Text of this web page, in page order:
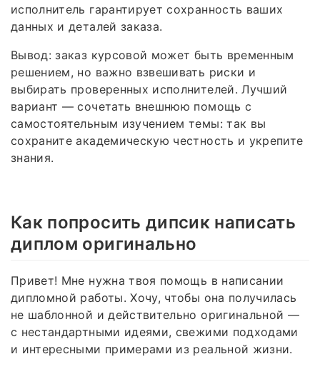
исполнитель гарантирует сохранность ваших
данных и деталей заказа.
Вывод: заказ курсовой может быть временным
решением, но важно взвешивать риски и
выбирать проверенных исполнителей. Лучший
вариант — сочетать внешнюю помощь с
самостоятельным изучением темы: так вы
сохраните академическую честность и укрепите
знания.
Как попросить дипсик написать
диплом оригинально
Привет! Мне нужна твоя помощь в написании
дипломной работы. Хочу, чтобы она получилась
не шаблонной и действительно оригинальной —
с нестандартными идеями, свежими подходами
и интересными примерами из реальной жизни.